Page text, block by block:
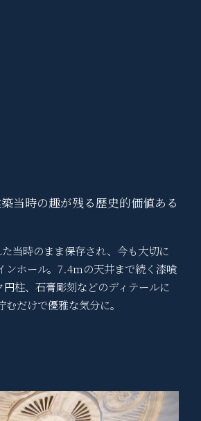
当時の趣が残る歴史的価値ある
当時のまま保存され、今も大切に
ンホール。7.4ｍの天井まで続く漆喰
円柱、石膏彫刻などのディテールに
だけで優雅な気分に。